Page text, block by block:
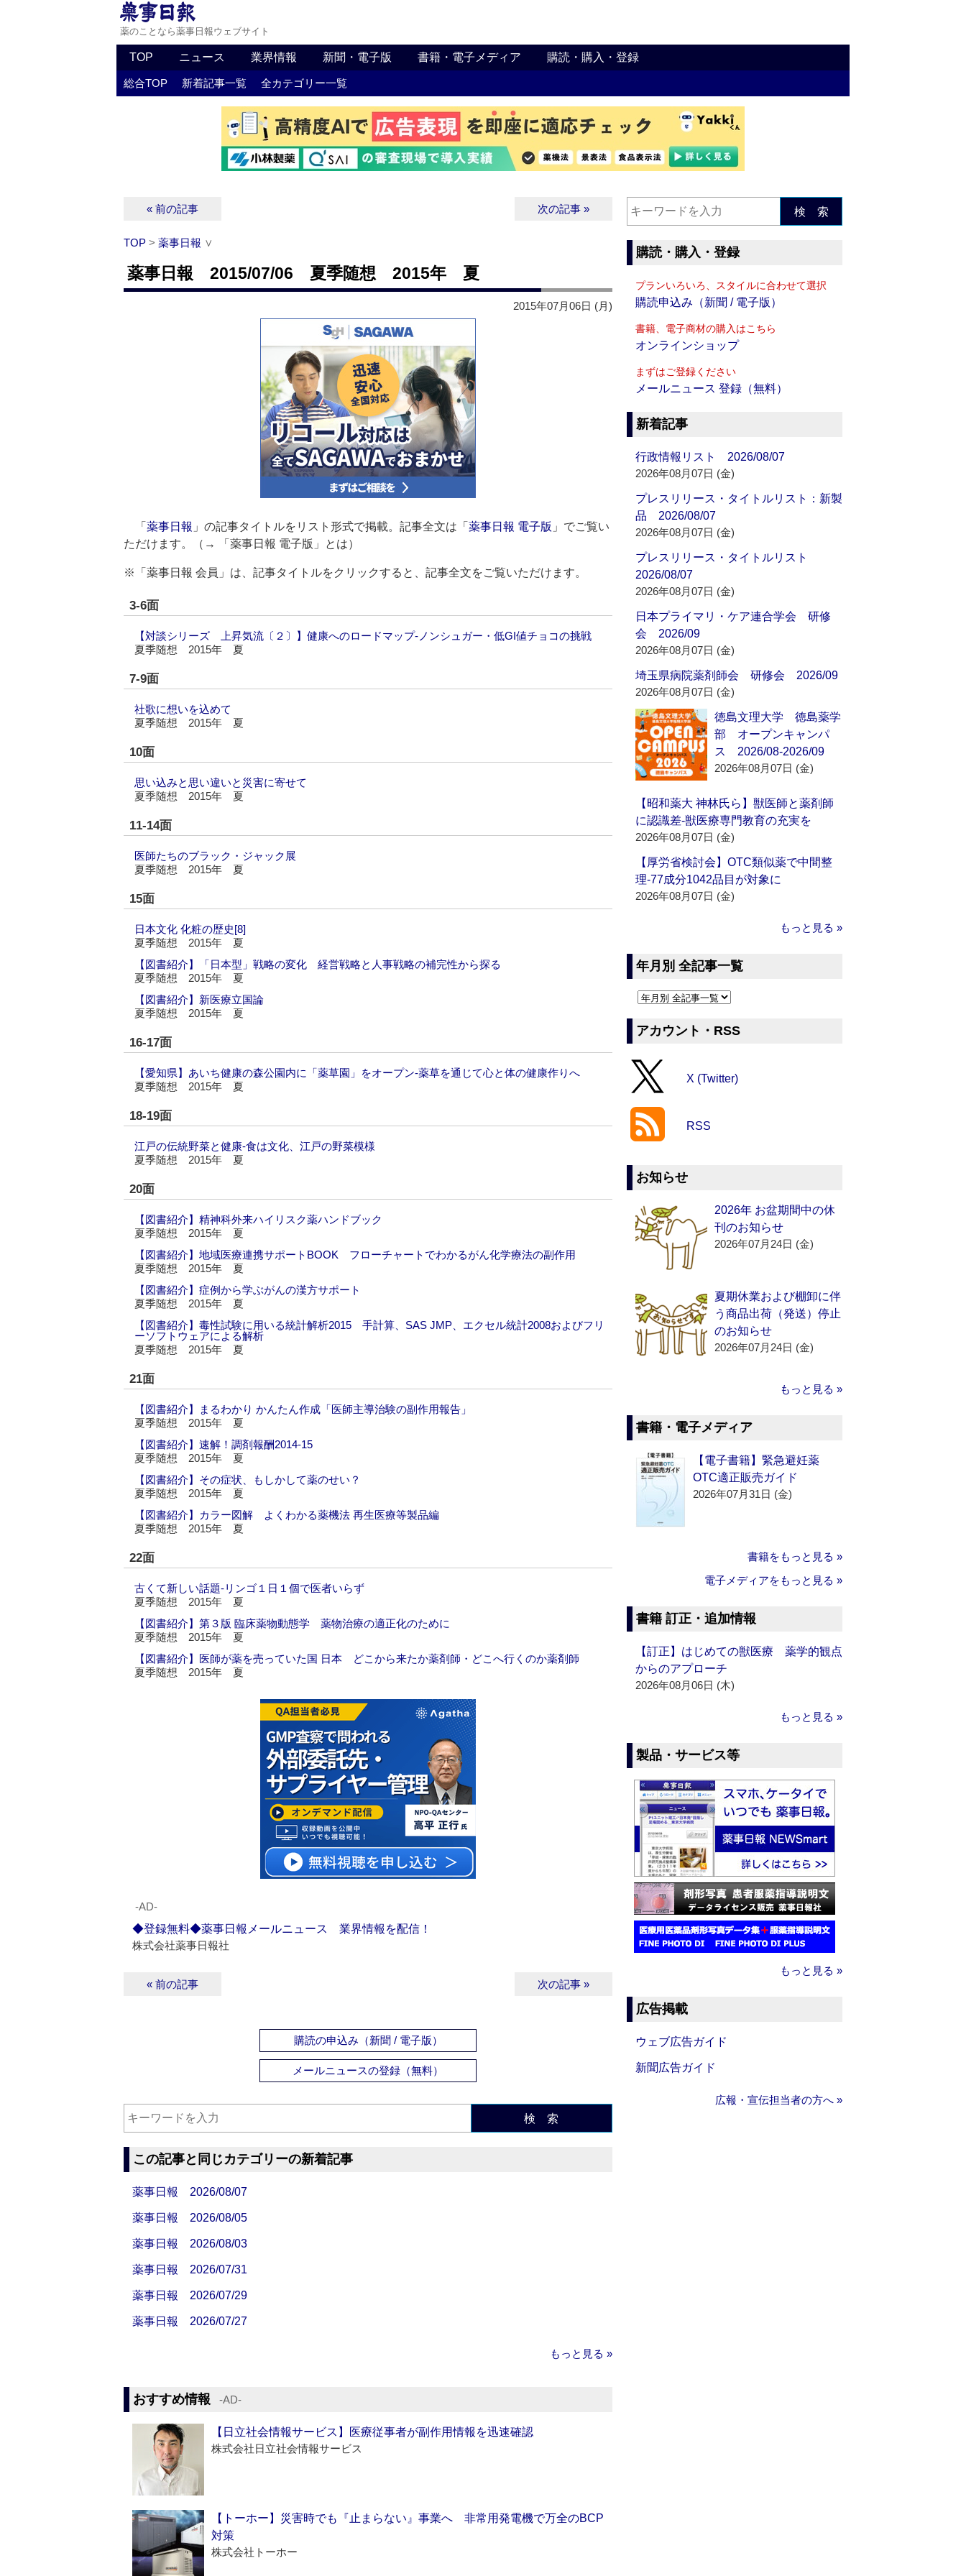
薬のことなら薬事日報ウェブサイト
TOP ニュース 業界情報 新聞・電子版 書籍・電子メディア 購読・購入・登録
総合TOP 新着記事一覧 全カテゴリー一覧
« 前の記事 次の記事 »
TOP > 薬事日報 ∨
薬事日報 2015/07/06 夏季随想 2015年 夏
2015年07月06日 (月)
「 薬事日報 」の記事タイトルをリスト形式で掲載。記事全文は「 薬事日報 電子版 」でご覧い
ただけます。（→
「薬事日報 電子版」とは）
※「薬事日報 会員」は、記事タイトルをクリックすると、記事全文をご覧いただけます。
3-6面
【対談シリーズ 上昇気流〔２〕】健康へのロードマップ‐ノンシュガー・低GI値チョコの挑戦
夏季随想 2015年 夏
7-9面
社歌に想いを込めて
夏季随想 2015年 夏
10面
思い込みと思い違いと災害に寄せて
夏季随想 2015年 夏
11-14面
医師たちのブラック・ジャック展
夏季随想 2015年 夏
15面
日本文化 化粧の歴史[8]
夏季随想 2015年 夏
【図書紹介】「日本型」戦略の変化 経営戦略と人事戦略の補完性から探る
夏季随想 2015年 夏
【図書紹介】新医療立国論
夏季随想 2015年 夏
16-17面
【愛知県】あいち健康の森公園内に「薬草園」をオープン‐薬草を通じて心と体の健康作りへ
夏季随想 2015年 夏
18-19面
江戸の伝統野菜と健康‐食は文化、江戸の野菜模様
夏季随想 2015年 夏
20面
【図書紹介】精神科外来ハイリスク薬ハンドブック
夏季随想 2015年 夏
【図書紹介】地域医療連携サポートBOOK フローチャートでわかるがん化学療法の副作用
夏季随想 2015年 夏
【図書紹介】症例から学ぶがんの漢方サポート
夏季随想 2015年 夏
【図書紹介】毒性試験に用いる統計解析2015 手計算、SAS JMP、エクセル統計2008およびフリ
ーソフトウェアによる解析
夏季随想 2015年 夏
21面
【図書紹介】まるわかり かんたん作成「医師主導治験の副作用報告」
夏季随想 2015年 夏
【図書紹介】速解！調剤報酬2014‐15
夏季随想 2015年 夏
【図書紹介】その症状、もしかして薬のせい？
夏季随想 2015年 夏
【図書紹介】カラー図解 よくわかる薬機法 再生医療等製品編
夏季随想 2015年 夏
22面
古くて新しい話題‐リンゴ１日１個で医者いらず
夏季随想 2015年 夏
【図書紹介】第３版 臨床薬物動態学 薬物治療の適正化のために
夏季随想 2015年 夏
【図書紹介】医師が薬を売っていた国 日本 どこから来たか薬剤師・どこへ行くのか薬剤師
夏季随想 2015年 夏
‐AD‐
◆登録無料◆薬事日報メールニュース 業界情報を配信！
株式会社薬事日報社
« 前の記事 次の記事 »
購読の申込み（新聞 / 電子版）
メールニュースの登録（無料）
検 索
この記事と同じカテゴリーの新着記事
薬事日報 2026/08/07
薬事日報 2026/08/05
薬事日報 2026/08/03
薬事日報 2026/07/31
薬事日報 2026/07/29
薬事日報 2026/07/27
もっと見る »
おすすめ情報 ‐AD‐
【日立社会情報サービス】医療従事者が副作用情報を迅速確認
株式会社日立社会情報サービス
【トーホー】災害時でも『止まらない』事業へ 非常用発電機で万全のBCP
対策
株式会社トーホー
検 索
購読・購入・登録
プランいろいろ、スタイルに合わせて選択
購読申込み（新聞 / 電子版）
書籍、電子商材の購入はこちら
オンラインショップ
まずはご登録ください
メールニュース 登録（無料）
新着記事
行政情報リスト 2026/08/07
2026年08月07日 (金)
プレスリリース・タイトルリスト：新製
品 2026/08/07
2026年08月07日 (金)
プレスリリース・タイトルリスト
2026/08/07
2026年08月07日 (金)
日本プライマリ・ケア連合学会 研修
会 2026/09
2026年08月07日 (金)
埼玉県病院薬剤師会 研修会 2026/09
2026年08月07日 (金)
徳島文理大学 徳島薬学
部 オープンキャンパ
ス 2026/08-2026/09
2026年08月07日 (金)
【昭和薬大 神林氏ら】獣医師と薬剤師
に認識差‐獣医療専門教育の充実を
2026年08月07日 (金)
【厚労省検討会】OTC類似薬で中間整
理‐77成分1042品目が対象に
2026年08月07日 (金)
もっと見る »
年月別 全記事一覧
アカウント・RSS
X (Twitter)
RSS
お知らせ
2026年 お盆期間中の休
刊のお知らせ
2026年07月24日 (金)
夏期休業および棚卸に伴
う商品出荷（発送）停止
のお知らせ
2026年07月24日 (金)
もっと見る »
書籍・電子メディア
【電子書籍】緊急避妊薬
OTC適正販売ガイド
2026年07月31日 (金)
書籍をもっと見る »
電子メディアをもっと見る »
書籍 訂正・追加情報
【訂正】はじめての獣医療 薬学的観点
からのアプローチ
2026年08月06日 (木)
もっと見る »
製品・サービス等
もっと見る »
広告掲載
ウェブ広告ガイド
新聞広告ガイド
広報・宣伝担当者の方へ »